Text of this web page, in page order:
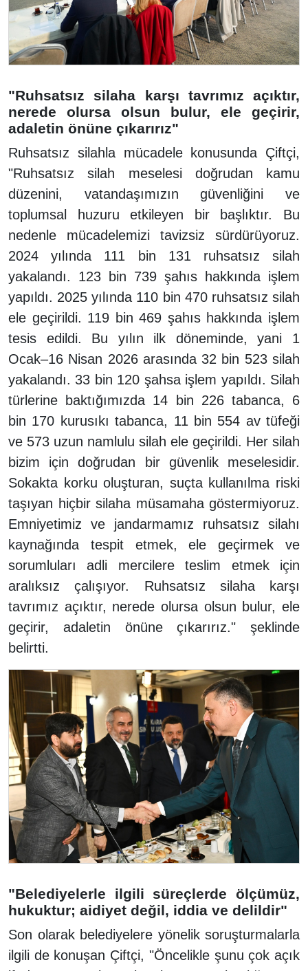
"Ruhsatsız silaha karşı tavrımız açıktır,
nerede olursa olsun bulur, ele geçirir,
adaletin önüne çıkarırız"
Ruhsatsız silahla mücadele konusunda Çiftçi,
"Ruhsatsız silah meselesi doğrudan kamu
düzenini, vatandaşımızın güvenliğini ve
toplumsal huzuru etkileyen bir başlıktır. Bu
nedenle mücadelemizi tavizsiz sürdürüyoruz.
2024 yılında 111 bin 131 ruhsatsız silah
yakalandı. 123 bin 739 şahıs hakkında işlem
yapıldı. 2025 yılında 110 bin 470 ruhsatsız silah
ele geçirildi. 119 bin 469 şahıs hakkında işlem
tesis edildi. Bu yılın ilk döneminde, yani 1
Ocak–16 Nisan 2026 arasında 32 bin 523 silah
yakalandı. 33 bin 120 şahsa işlem yapıldı. Silah
türlerine baktığımızda 14 bin 226 tabanca, 6
bin 170 kurusıkı tabanca, 11 bin 554 av tüfeği
ve 573 uzun namlulu silah ele geçirildi. Her silah
bizim için doğrudan bir güvenlik meselesidir.
Sokakta korku oluşturan, suçta kullanılma riski
taşıyan hiçbir silaha müsamaha göstermiyoruz.
Emniyetimiz ve jandarmamız ruhsatsız silahı
kaynağında tespit etmek, ele geçirmek ve
sorumluları adli mercilere teslim etmek için
aralıksız çalışıyor. Ruhsatsız silaha karşı
tavrımız açıktır, nerede olursa olsun bulur, ele
geçirir, adaletin önüne çıkarırız." şeklinde
belirtti.
"Belediyelerle ilgili süreçlerde ölçümüz,
hukuktur; aidiyet değil, iddia ve delildir"
Son olarak belediyelere yönelik soruşturmalarla
ilgili de konuşan Çiftçi, "Öncelikle şunu çok açık